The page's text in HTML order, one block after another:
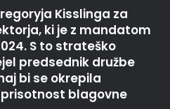
Kisslinga za
ki je z mandatom
S to strateško
predsednik družbe
bi se okrepila
blagovne